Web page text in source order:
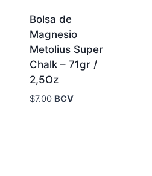
Bolsa de
Magnesio
Metolius Super
Chalk – 71gr /
2,5Oz
$7.00 BCV